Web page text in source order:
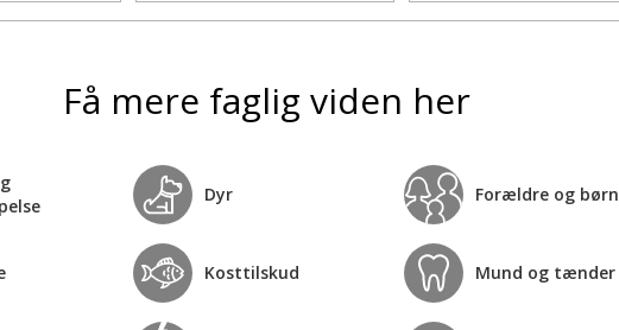
Få mere faglig viden her
Dyr Forældre og børn
Kosttilskud Mund og tænder